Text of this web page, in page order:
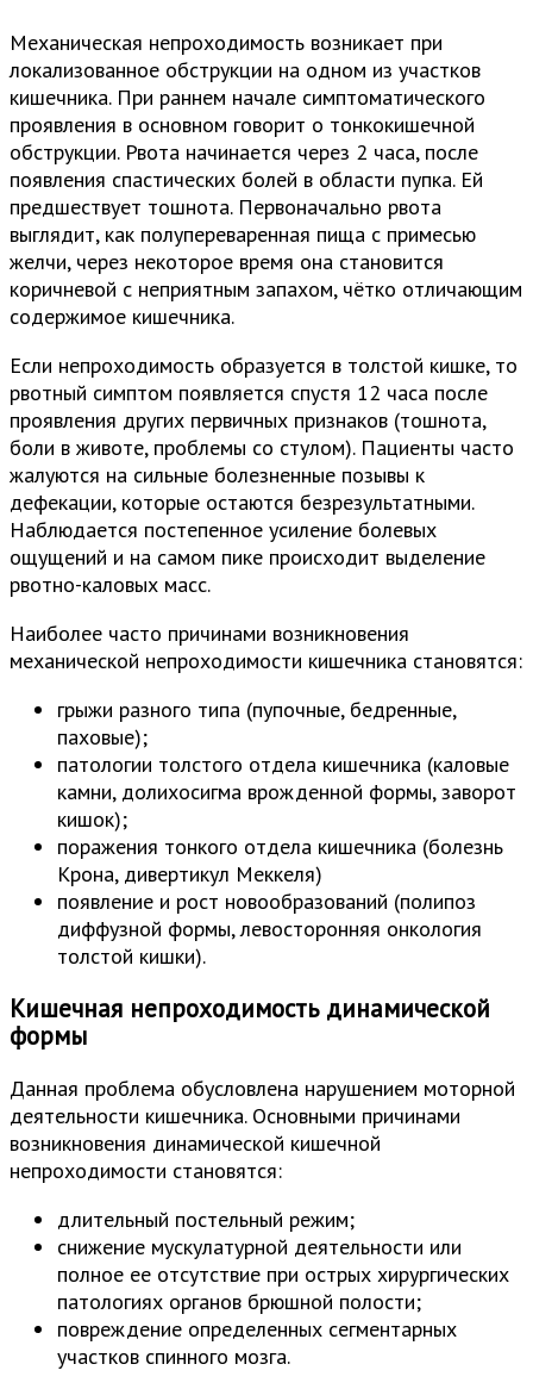
Механическая непроходимость возникает при
локализованное обструкции на одном из участков
кишечника. При раннем начале симптоматического
проявления в основном говорит о тонкокишечной
обструкции. Рвота начинается через 2 часа, после
появления спастических болей в области пупка. Ей
предшествует тошнота. Первоначально рвота
выглядит, как полупереваренная пища с примесью
желчи, через некоторое время она становится
коричневой с неприятным запахом, чётко отличающим
содержимое кишечника.
Если непроходимость образуется в толстой кишке, то
рвотный симптом появляется спустя 12 часа после
проявления других первичных признаков (тошнота,
боли в животе, проблемы со стулом). Пациенты часто
жалуются на сильные болезненные позывы к
дефекации, которые остаются безрезультатными.
Наблюдается постепенное усиление болевых
ощущений и на самом пике происходит выделение
рвотно-каловых масс.
Наиболее часто причинами возникновения
механической непроходимости кишечника становятся:
грыжи разного типа (пупочные, бедренные,
паховые);
патологии толстого отдела кишечника (каловые
камни, долихосигма врожденной формы, заворот
кишок);
поражения тонкого отдела кишечника (болезнь
Крона, дивертикул Меккеля)
появление и рост новообразований (полипоз
диффузной формы, левосторонняя онкология
толстой кишки).
Кишечная непроходимость динамической
формы
Данная проблема обусловлена нарушением моторной
деятельности кишечника. Основными причинами
возникновения динамической кишечной
непроходимости становятся:
длительный постельный режим;
снижение мускулатурной деятельности или
полное ее отсутствие при острых хирургических
патологиях органов брюшной полости;
повреждение определенных сегментарных
участков спинного мозга.